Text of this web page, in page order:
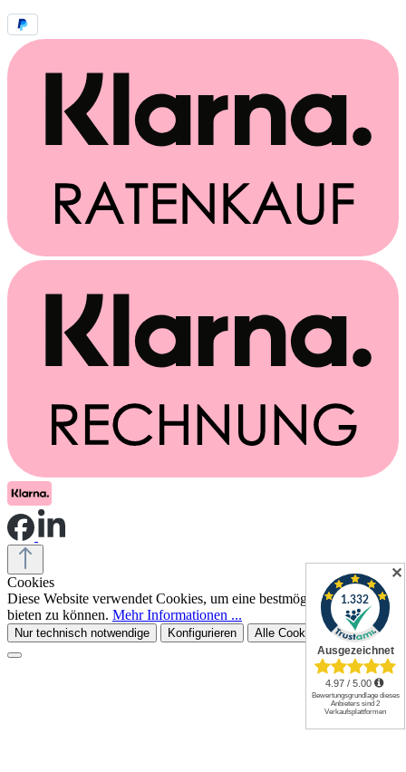
Cookies
Diese Website verwendet Cookies, um eine bestmögliche Erfahrung
bieten zu können. Mehr Informationen ...
Nur technisch notwendige Konfigurieren Alle Cookies akzeptieren
✕